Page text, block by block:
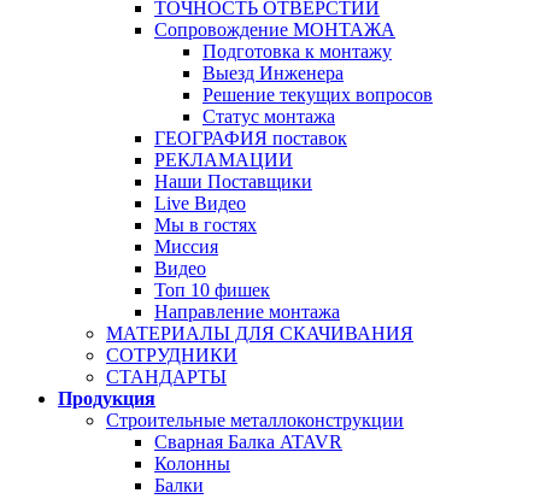
ТОЧНОСТЬ ОТВЕРСТИЙ
Сопровождение МОНТАЖА
Подготовка к монтажу
Выезд Инженера
Решение текущих вопросов
Статус монтажа
ГЕОГРАФИЯ поставок
РЕКЛАМАЦИИ
Наши Поставщики
Live Видео
Мы в гостях
Миссия
Видео
Топ 10 фишек
Направление монтажа
МАТЕРИАЛЫ ДЛЯ СКАЧИВАНИЯ
СОТРУДНИКИ
СТАНДАРТЫ
Продукция
Строительные металлоконструкции
Сварная Балка ATAVR
Колонны
Балки